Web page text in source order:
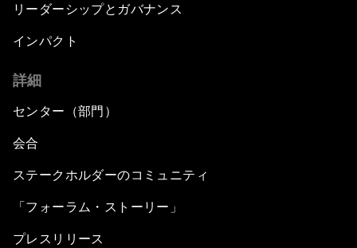
リーダーシップとガバナンス
インパクト
詳細
センター（部門）
会合
ステークホルダーのコミュニティ
「フォーラム・ストーリー」
プレスリリース